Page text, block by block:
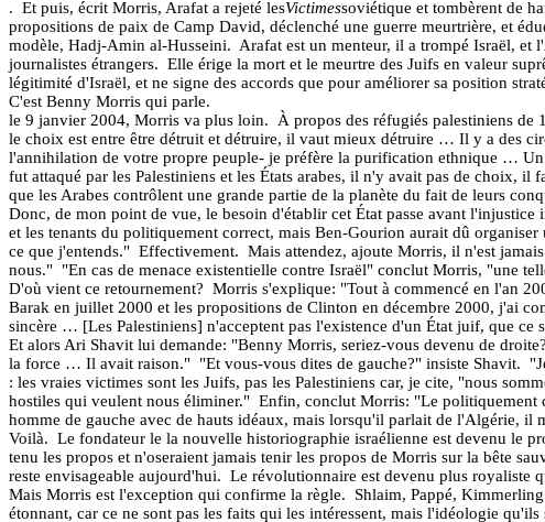
soviétique et tombèrent de
Victimes
. Et puis, écrit Morris, Arafat a rejeté les
propositions de paix de Camp David, déclenché une guerre meurtrière, et
modèle, Hadj-Amin al-Husseini. Arafat est un menteur, il a trompé Israël, et
journalistes étrangers. Elle érige la mort et le meurtre des Juifs en valeur
légitimité d'Israël, et ne signe des accords que pour améliorer sa position
C'est Benny Morris qui parle.
le 9 janvier 2004, Morris va plus loin.
À propos des réfugiés palestiniens
le choix est entre être détruit et détruire, il vaut mieux détruire … Il y a des
l'annihilation de votre propre peuple- je préfère la purification ethnique …
fut attaqué par les Palestiniens et les États arabes, il n'y avait pas de choix, il
que les Arabes contrôlent une grande partie de la planète du fait de leurs
Donc, de mon point de vue, le besoin d'établir cet État passe avant l'injustice
et les tenants du politiquement correct, mais Ben-Gourion aurait dû
ce que j'entends." Effectivement. Mais attendez, ajoute Morris, il n'est
nous." "En cas de menace existentielle contre Israël" conclut Morris, "une
D'où vient ce retournement? Morris s'explique: "Tout à commencé en l'an
Barak en juillet 2000 et les propositions de Clinton en décembre 2000, j'ai
sincère … [Les Palestiniens] n'acceptent pas l'existence d'un État juif, que
Et alors Ari Shavit lui demande: "Benny Morris, seriez-vous devenu de
la force … Il avait raison." "Et vous-vous dites de gauche?" insiste Shavit.
: les vraies victimes sont les Juifs, pas les Palestiniens car, je cite, "nous
hostiles qui veulent nous éliminer." Enfin, conclut Morris: "Le politiquement
homme de gauche avec de hauts idéaux, mais lorsqu'il parlait de l'Algérie, il
Voilà. Le fondateur le la nouvelle historiographie israélienne est devenu le
tenu les propos et n'oseraient jamais tenir les propos de Morris sur la bête
reste envisageable aujourd'hui. Le révolutionnaire est devenu plus royaliste
Mais Morris est l'exception qui confirme la règle.
Shlaim, Pappé,
étonnant, car ce ne sont pas les faits qui les intéressent, mais l'idéologie